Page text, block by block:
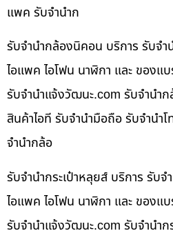
แพค รับจำนำก
รับจำนำกล้องนิคอน บริการ รับจำ
ไอแพค ไอโฟน นาฬิกา และ ของแ
รับจํานําแจ้งวัฒนะ.com รับจำนำ
สินค้าไอที รับจำนำมือถือ รับจำนำ
จำนำกล้อ
รับจำนำกระเป๋าหลุยส์ บริการ รับ
ไอแพค ไอโฟน นาฬิกา และ ของแ
รับจํานําแจ้งวัฒนะ.com รับจำนำก